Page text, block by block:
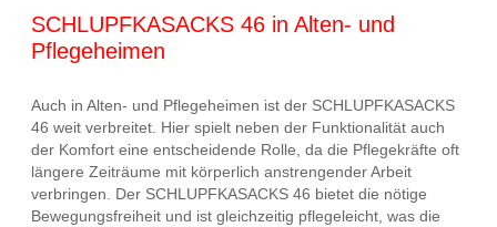
SCHLUPFKASACKS 46 in Alten- und
Pflegeheimen
Auch in Alten- und Pflegeheimen ist der SCHLUPFKASACKS
46 weit verbreitet. Hier spielt neben der Funktionalität auch
der Komfort eine entscheidende Rolle, da die Pflegekräfte oft
längere Zeiträume mit körperlich anstrengender Arbeit
verbringen. Der SCHLUPFKASACKS 46 bietet die nötige
Bewegungsfreiheit und ist gleichzeitig pflegeleicht, was die